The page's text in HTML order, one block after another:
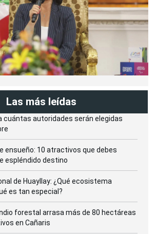
Las más leídas
cuántas autoridades serán elegidas
ensueño: 10 atractivos que debes
espléndido destino
de Huayllay: ¿Qué ecosistema
es tan especial?
forestal arrasa más de 80 hectáreas
en Cañaris